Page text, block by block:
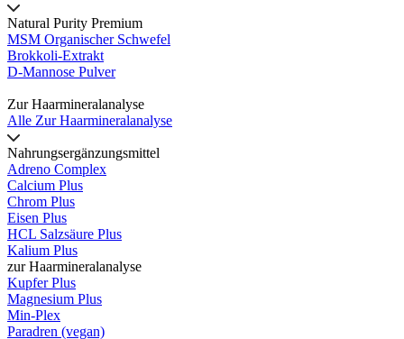
Natural Purity Premium
MSM Organischer Schwefel
Brokkoli-Extrakt
D-Mannose Pulver
Zur Haarmineralanalyse
Alle Zur Haarmineralanalyse
Nahrungsergänzungsmittel
Adreno Complex
Calcium Plus
Chrom Plus
Eisen Plus
HCL Salzsäure Plus
Kalium Plus
zur Haarmineralanalyse
Kupfer Plus
Magnesium Plus
Min-Plex
Paradren (vegan)